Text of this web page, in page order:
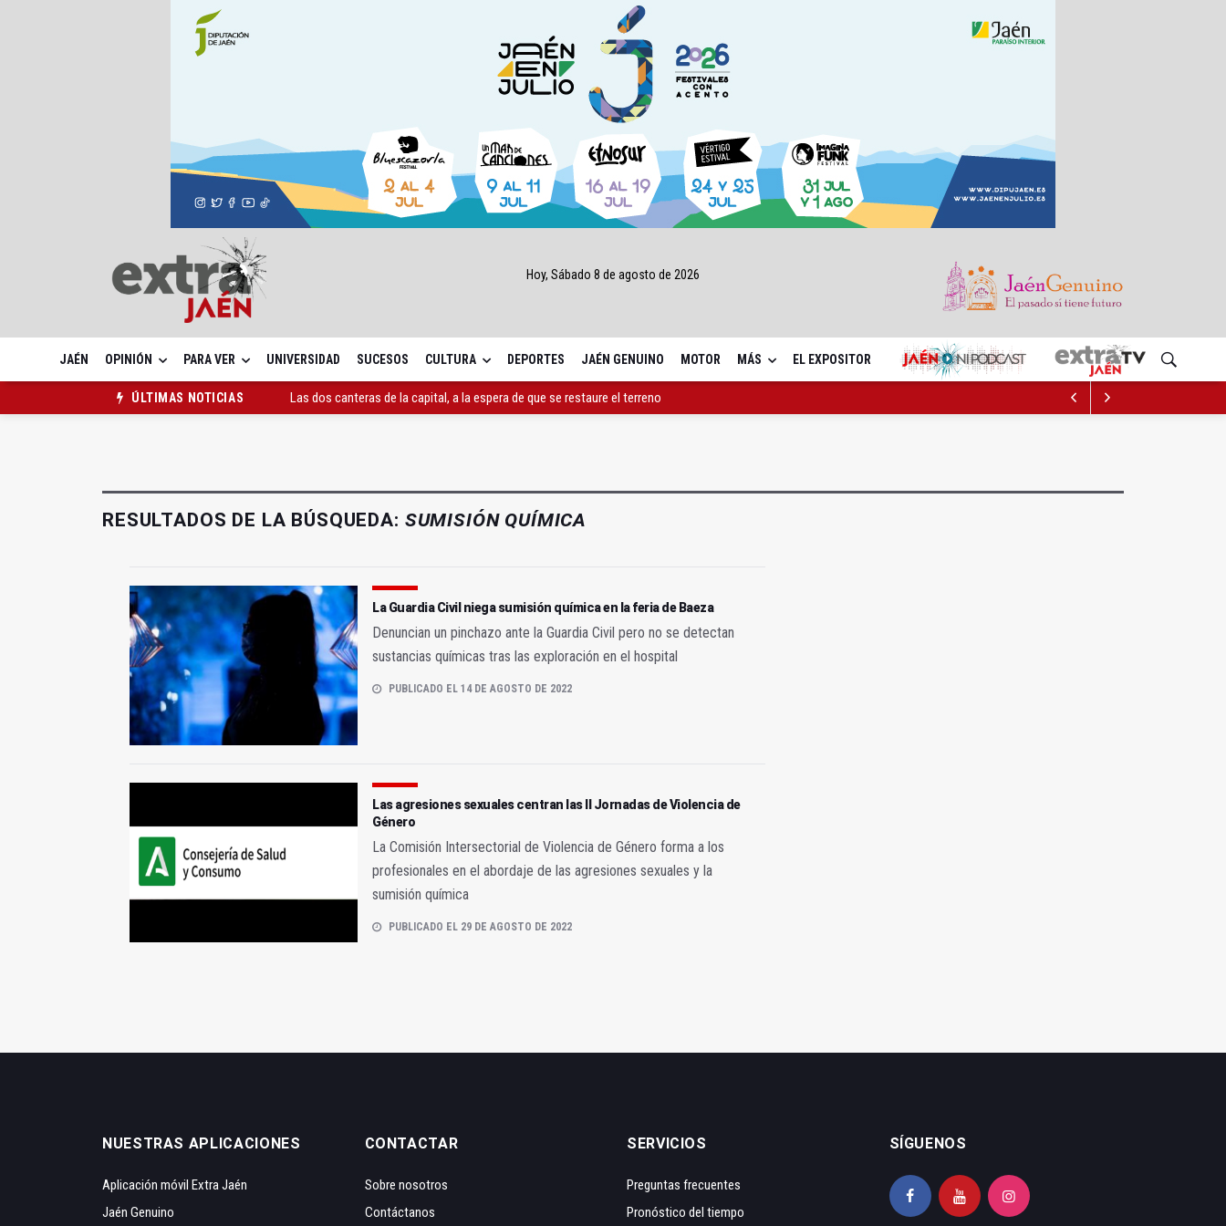
Hoy, Sábado 8 de agosto de 2026
JAÉN OPINIÓN PARA VER UNIVERSIDAD SUCESOS CULTURA DEPORTES JAÉN GENUINO MOTOR MÁS EL EXPOSITOR
ÚLTIMAS NOTICIAS
La Guardia Civil reforzará la seguridad el 12 de agosto por el eclipse
RESULTADOS DE LA BÚSQUEDA: SUMISIÓN QUÍMICA
La Guardia Civil niega sumisión química en la feria de Baeza
Denuncian un pinchazo ante la Guardia Civil pero no se detectan
sustancias químicas tras las exploración en el hospital
PUBLICADO EL 14 DE AGOSTO DE 2022
Las agresiones sexuales centran las II Jornadas de Violencia de
Género
La Comisión Intersectorial de Violencia de Género forma a los
profesionales en el abordaje de las agresiones sexuales y la
sumisión química
PUBLICADO EL 29 DE AGOSTO DE 2022
NUESTRAS APLICACIONES
Aplicación móvil Extra Jaén
Jaén Genuino
CONTACTAR
Sobre nosotros
Contáctanos
SERVICIOS
Preguntas frecuentes
Pronóstico del tiempo
SÍGUENOS